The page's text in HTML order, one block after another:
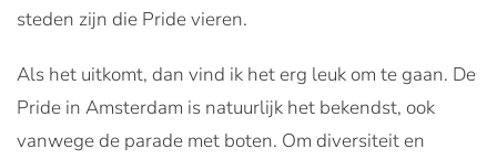
steden zijn die Pride vieren.
Als het uitkomt, dan vind ik het erg leuk om te gaan. De
Pride in Amsterdam is natuurlijk het bekendst, ook
vanwege de parade met boten. Om diversiteit en